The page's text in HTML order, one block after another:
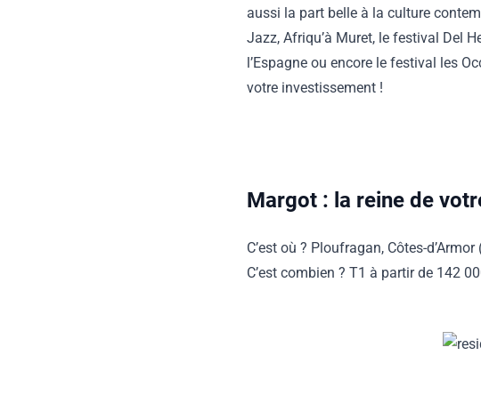
aussi la part belle à la culture
Jazz, Afriqu’à Muret, le festival Del
l’Espagne ou encore le festival les
votre investissement !
Margot : la reine de
C’est où ? Ploufragan, Côtes-d’Armor
C’est combien ? T1 à partir de 142